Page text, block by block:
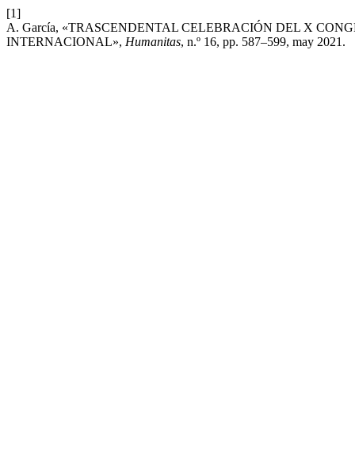
[1]
A. García, «TRASCENDENTAL CELEBRACIÓN DEL X
INTERNACIONAL», Humanitas, n.º 16, pp. 587–599, may 2021.